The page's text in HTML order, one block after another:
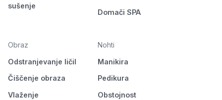
sušenje
Domači SPA
Obraz
Odstranjevanje ličil
Čiščenje obraza
Vlaženje
Nohti
Manikira
Pedikura
Obstojnost